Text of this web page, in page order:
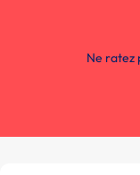
Ne ratez